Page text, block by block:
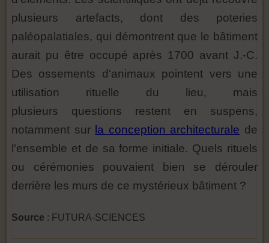
plusieurs artefacts, dont des poteries
paléopalatiales, qui démontrent que le bâtiment
aurait pu être occupé après 1700 avant J.-C.
Des ossements d'animaux pointent vers une
utilisation rituelle du lieu, mais
plusieurs questions restent en suspens,
notamment sur la conception architecturale de
l'ensemble et de sa forme initiale. Quels rituels
ou cérémonies pouvaient bien se dérouler
derrière les murs de ce mystérieux bâtiment ?
Source : FUTURA-SCIENCES